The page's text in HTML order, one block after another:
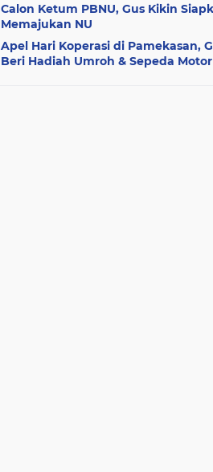
Calon Ketum PBNU, Gus Kikin
Memajukan NU
Apel Hari Koperasi di Pamekasan,
Beri Hadiah Umroh & Sepeda Motor